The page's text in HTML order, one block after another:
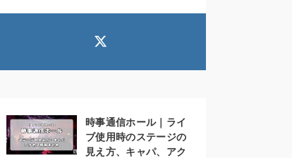
時事通信ホール｜ライ
ブ使用時のステージの
見え方、キャパ、アク